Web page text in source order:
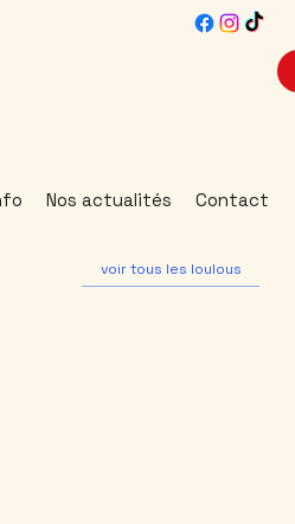
Nos actualités Contact
voir tous les loulous